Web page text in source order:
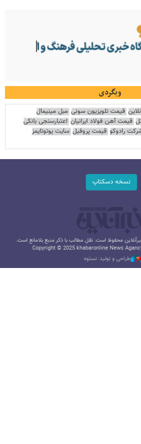
وبگردی
قیمت تلویزیون سونی مبل مینیمال
قیمت آهن فولاد ایرانیان اعتبارسنجی بانکی
رادوکو قیمت پروفیل سایت یوتوتایمز
نسخه دسکتاپ
محفوظ است. نقل مطالب با ذکر منبع بلامانع است.
Copyright © 2025 khabaronline News
طراحی و تولید: نستوه